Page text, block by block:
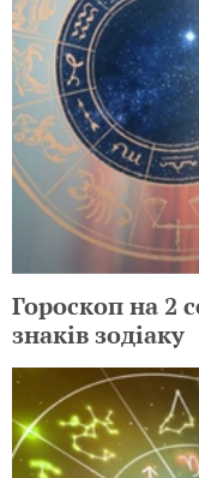
Гороскоп на 2
знаків зодіаку